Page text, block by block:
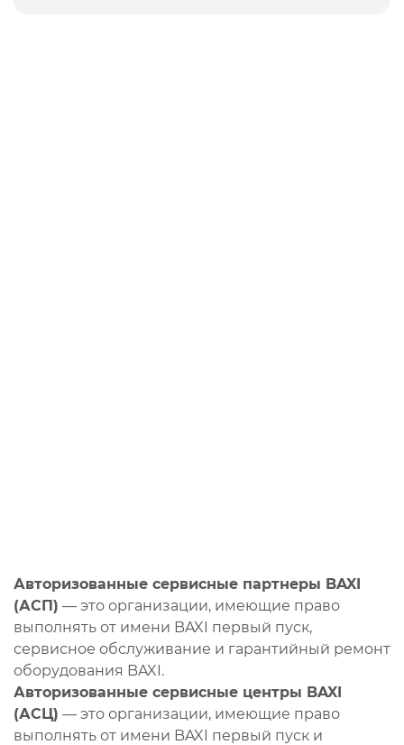
Авторизованные сервисные партнеры BAXI
(АСП) — это организации, имеющие право
выполнять от имени BAXI первый пуск,
сервисное обслуживание и гарантийный ремонт
оборудования BAXI.
Авторизованные сервисные центры BAXI
(АСЦ) — это организации, имеющие право
выполнять от имени BAXI первый пуск и